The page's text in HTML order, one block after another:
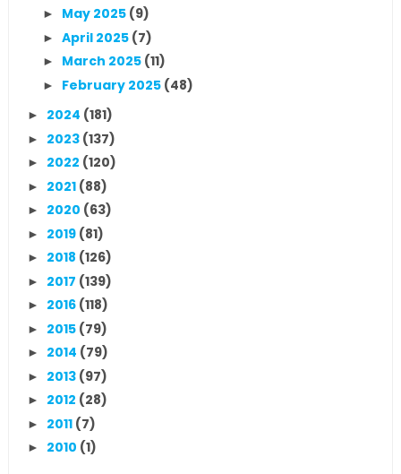
► May 2025 (9)
► April 2025 (7)
► March 2025 (11)
► February 2025 (48)
► 2024 (181)
► 2023 (137)
► 2022 (120)
► 2021 (88)
► 2020 (63)
► 2019 (81)
► 2018 (126)
► 2017 (139)
► 2016 (118)
► 2015 (79)
► 2014 (79)
► 2013 (97)
► 2012 (28)
► 2011 (7)
► 2010 (1)